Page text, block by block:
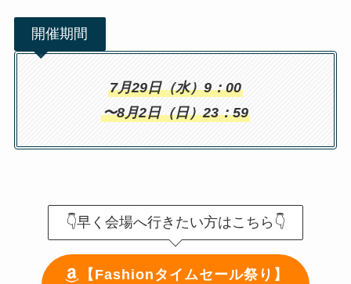
開催期間
7月29日（水）9：00
〜8月2日（日）23：59
👇早く会場へ行きたい方はこちら👇
【Fashionタイムセール祭り】